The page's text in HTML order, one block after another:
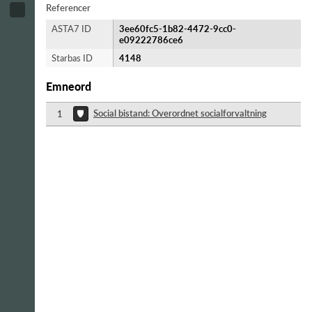
Referencer
ASTA7 ID
3ee60fc5-1b82-4472-9cc0-
e09222786ce6
Starbas ID
4148
Emneord
1 Social bistand: Overordnet socialforvaltning